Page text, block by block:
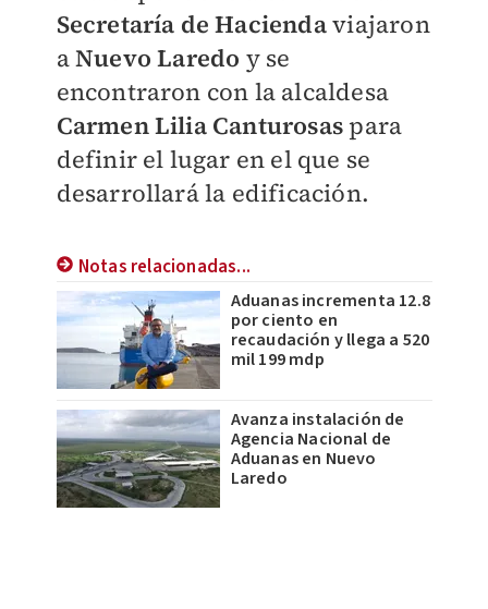
Secretaría de Haciendaviajaron
aNuevo Laredo y se
encontraron con la alcaldesa
Carmen Lilia Canturosas para
definir el lugar en el que se
desarrollará la edificación.
Notas relacionadas...
Aduanas incrementa 12.8
por ciento en
recaudación y llega a 520
mil 199 mdp
Avanza instalación de
Agencia Nacional de
Aduanas en Nuevo
Laredo